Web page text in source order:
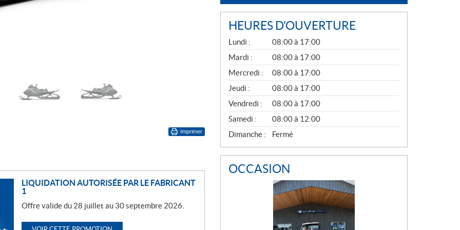
Imprimer
LIQUIDATION AUTORISÉE PAR LE FABRICANT
1
Offre valide du 28 juillet au 30 septembre 2026.
HEURES D'OUVERTURE
G
É
N
É
R
A
L
Lundi :
08:00 à 17:00
Mardi :
08:00 à 17:00
Mercredi :
08:00 à 17:00
Jeudi :
08:00 à 17:00
Vendredi :
08:00 à 17:00
Samedi :
08:00 à 12:00
Dimanche :
Fermé
OCCASION